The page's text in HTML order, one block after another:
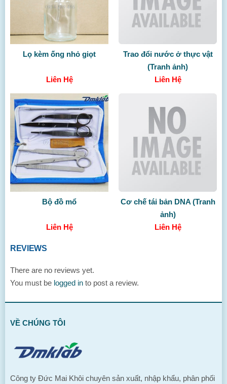
Lọ kèm ống nhỏ giọt
Liên Hệ
Trao đổi nước ở thực vật
(Tranh ảnh)
Liên Hệ
Bộ đồ mổ
Liên Hệ
Cơ chế tái bản DNA (Tranh
ảnh)
Liên Hệ
REVIEWS
There are no reviews yet.
You must be logged in to post a review.
VỀ CHÚNG TÔI
Công ty Đức Mai Khôi chuyên sản xuất, nhập khẩu, phân phối